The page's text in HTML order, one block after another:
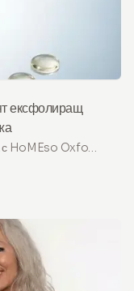
ексфолиращ
с HoMEso Oxfo
PHA и